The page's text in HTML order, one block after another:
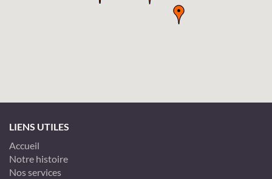
LIENS UTILES
Accueil
Notre histoire
Nos services